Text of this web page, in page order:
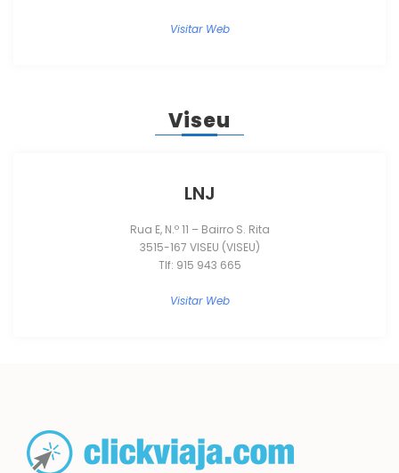
Visitar Web
Viseu
LNJ
Rua E, N.º 11 – Bairro S. Rita
3515-167 VISEU (VISEU)
Tlf: 915 943 665
Visitar Web